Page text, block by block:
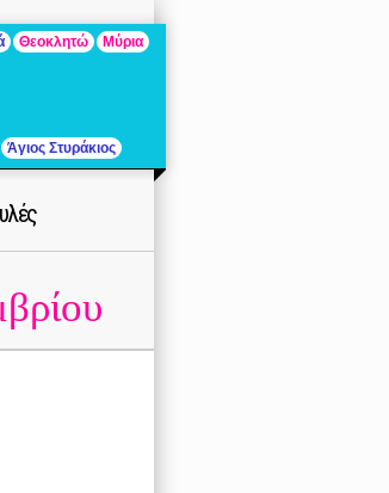
Θεοκλητώ
Μύρια
Άγιος Στυράκιος